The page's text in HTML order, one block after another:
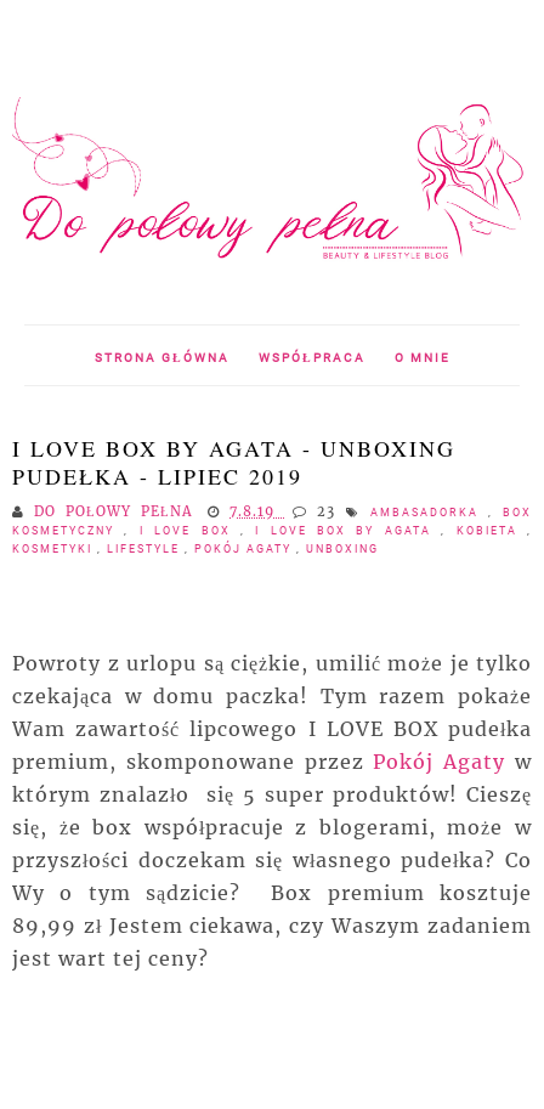
STRONA GŁÓWNA WSPÓŁPRACA O MNIE
I LOVE BOX BY AGATA - UNBOXING
PUDEŁKA - LIPIEC 2019
DO POŁOWY PEŁNA 7.8.19 23 AMBASADORKA
BOX
KOSMETYCZNY
I LOVE BOX I LOVE BOX BY AGATA KOBIETA
KOSMETYKI
LIFESTYLE POKÓJ AGATY UNBOXING
Powroty z urlopu są ciężkie, umilić może je tylko
czekająca w domu paczka! Tym razem pokaże
Wam zawartość lipcowego I LOVE BOX pudełka
premium, skomponowane przezPokój Agaty w
którym znalazło się 5 super produktów! Cieszę
się, że box współpracuje z blogerami, może w
przyszłości doczekam się własnego pudełka? Co
Wy o tym sądzicie? Box premium kosztuje
89,99 zł Jestem ciekawa, czy Waszym zadaniem
jest wart tej ceny?